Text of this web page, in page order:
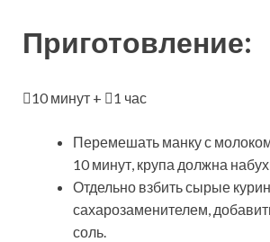
Приготовление:
10 минут + 1 час
Перемешать манку с
10 минут, крупа должна
Отдельно взбить сырые
сахарозаменителем,
соль.